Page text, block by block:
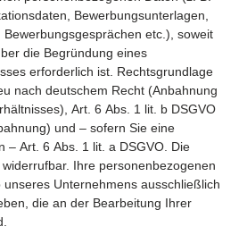
Bewerbungsunterlagen,
etc.), soweit
die Begründung eines
erforderlich ist. Rechtsgrundlage
nach deutschem Recht (Anbahnung
Art. 6 Abs. 1 lit. b DSGVO
und – sofern Sie eine
– Art. 6 Abs. 1 lit. a DSGVO. Die
Ihre personenbezogenen
Unternehmens ausschließlich
die an der Bearbeitung Ihrer